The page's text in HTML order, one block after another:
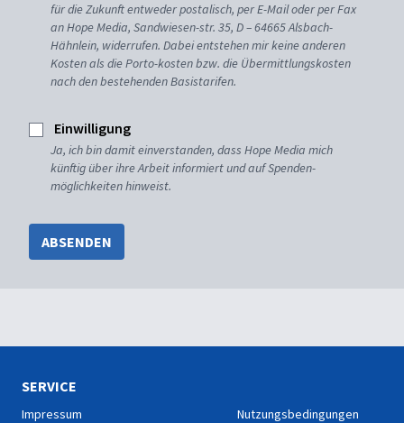
für die Zukunft entweder postalisch, per E-Mail oder per Fax
an Hope Media, Sandwiesen-str. 35, D – 64665 Alsbach-
Hähnlein, widerrufen. Dabei entstehen mir keine anderen
Kosten als die Porto-kosten bzw. die Übermittlungskosten
nach den bestehenden Basistarifen.
Einwilligung
Ja, ich bin damit einverstanden, dass Hope Media mich
künftig über ihre Arbeit informiert und auf Spenden-
möglichkeiten hinweist.
ABSENDEN
SERVICE
Impressum
Nutzungsbedingungen